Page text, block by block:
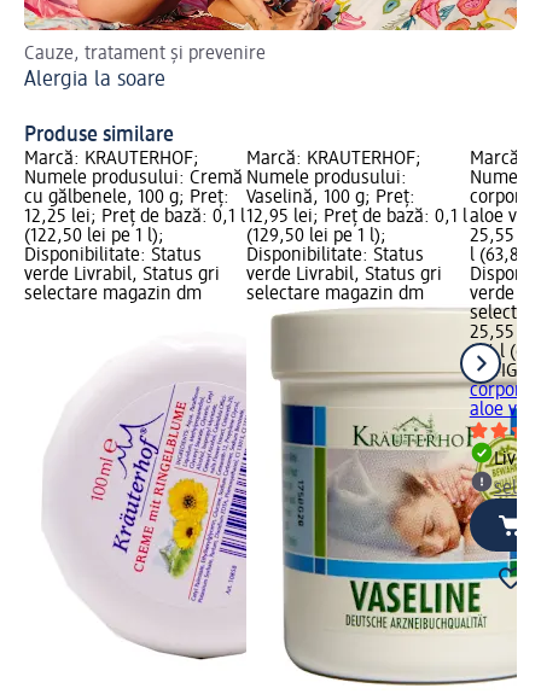
Cauze, tratament și prevenire
Alergia la soare
Produse similare
Marcă: KRÄUTERHOF;
Numele produsului: Cremă
cu gălbenele, 100 g; Preț:
12,25 lei; Preț de bază: 0,1 l
(122,50 lei pe 1 l);
Disponibilitate: Status
verde Livrabil, Status gri
selectare magazin dm
Marcă: KRÄUTERHOF;
Numele produsului:
Vaselină, 100 g; Preț:
12,95 lei; Preț de bază: 0,1 l
(129,50 lei pe 1 l);
Disponibilitate: Status
verde Livrabil, Status gri
selectare magazin dm
Marcă:
Numele
aloe
25,55
l (63,88
verde
25,55 lei
0,4 l
NATIGO
aloe